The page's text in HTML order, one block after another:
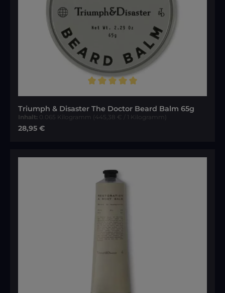
Triumph & Disaster The Doctor Beard Balm 65g
Inhalt: 0.065 Kilogramm (445,38 € / 1 Kilogramm)
Regulärer Preis:
28,95 €